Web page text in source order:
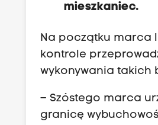
mieszkaniec.
Na początku marca
kontrole
wykonywania takich
– Szóstego marca
granicę